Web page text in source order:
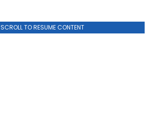
SCROLL TO RESUME CONTENT